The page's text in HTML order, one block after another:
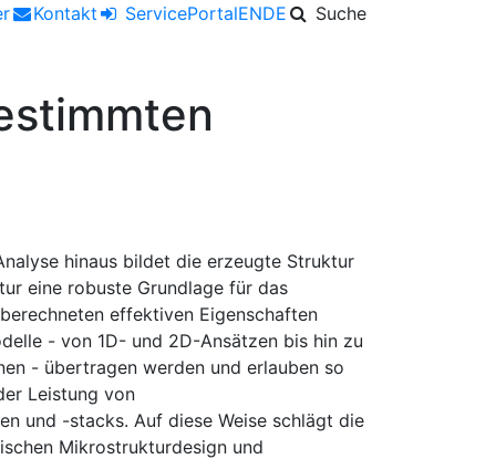
Kontakt ServicePortalENDE Suche
hinaus bildet die erzeugte Struktur
eine robuste Grundlage für das
effektiven Eigenschaften
- von 1D- und 2D-Ansätzen bis hin zu
- übertragen werden und erlauben so
Leistung von
und -stacks. Auf diese Weise schlägt die
Mikrostrukturdesign und